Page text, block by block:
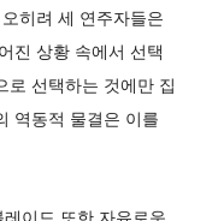
히려 세 연주자들은
진 상황 속에서 선택
로 선택하는 것에만 집
역동적 물결은 이를
이드 또한 자유로운